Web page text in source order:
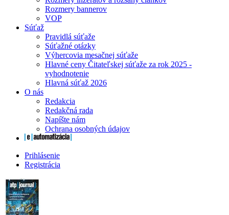
Rozmery bannerov
VOP
Súťaž
Pravidlá súťaže
Súťažné otázky
Výhercovia mesačnej súťaže
Hlavné ceny Čitateľskej súťaže za rok 2025 -
vyhodnotenie
Hlavná súťaž 2026
O nás
Redakcia
Redakčná rada
Napíšte nám
Ochrana osobných údajov
Prihlásenie
Registrácia